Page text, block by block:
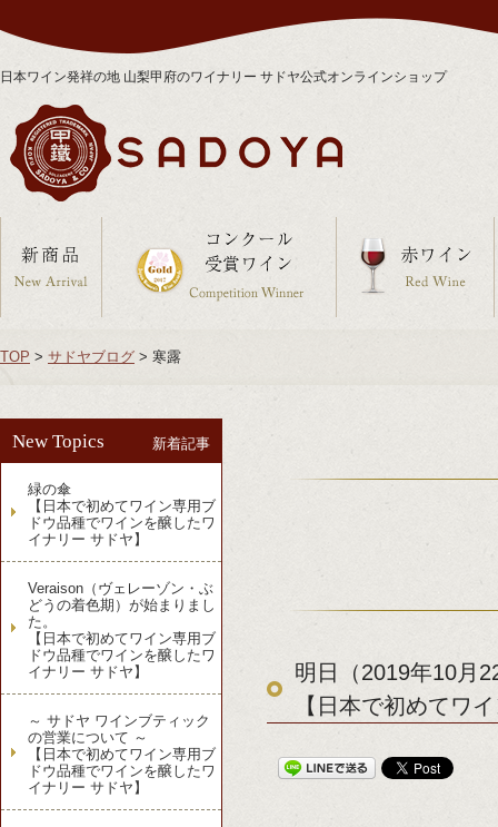
日本ワイン発祥の地 山梨甲府のワイナリー サドヤ公式オンラインショップ
TOP > サドヤブログ > 寒露
明日（2019年10月
【日本で初めてワ
New Topics 新着記事
緑の傘
【日本で初めてワイン専用ブ
ドウ品種でワインを醸したワ
イナリー サドヤ】
Veraison（ヴェレーゾン・ぶ
どうの着色期）が始まりまし
た。
【日本で初めてワイン専用ブ
ドウ品種でワインを醸したワ
イナリー サドヤ】
～ サドヤ ワインブティック
の営業について ～
【日本で初めてワイン専用ブ
ドウ品種でワインを醸したワ
イナリー サドヤ】